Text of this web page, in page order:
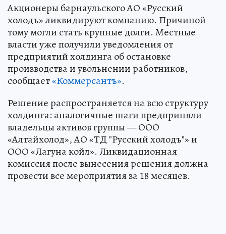
Акционеры барнаульского АО «Русский
холодъ» ликвидируют компанию. Причиной
тому могли стать крупные долги. Местные
власти уже получили уведомления от
предприятий холдинга об остановке
производства и увольнении работников,
сообщает«Коммерсантъ».
Решение распространяется на всю структуру
холдинга: аналогичные шаги предприняли
владельцы активов группы — ООО
«Алтайхолод», АО «ТД "Русский холодъ"» и
ООО «Лагуна койл». Ликвидационная
комиссия после вынесения решения должна
провести все мероприятия за 18 месяцев.